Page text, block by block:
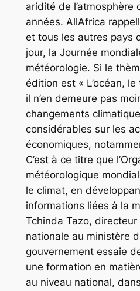
aridité de l’atmosphère
années. AllAfrica
et tous les autres pays
jour, la Journée
météorologie. Si le
édition est « L’océan,
il n’en demeure pas
changements
considérables sur les
économiques,
C’est à ce titre que
météorologique
le climat, en
informations liées à la
Tchinda Tazo,
nationale au ministère
gouvernement essaie
une formation en
au niveau national,